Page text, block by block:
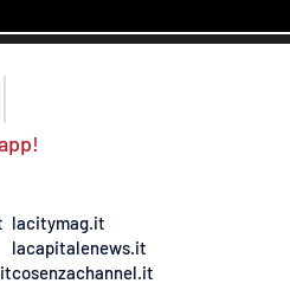
lacitymag.it
lacapitalenews.it
cosenzachannel.it